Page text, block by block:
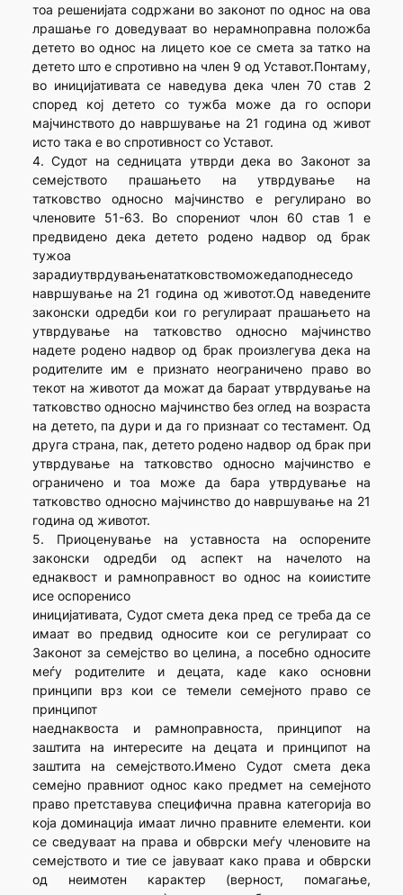
тоа решенијата содржани во законот по однос на ова
лрашање го доведуваат во нерамноправна положба
детето во однос на лицето кое се смета за татко на
детето што е спротивно на член 9 од Уставот.Понтаму,
во иницијативата се наведува дека член 70 став 2
според кој детето со тужба може да го оспори
мајчинството до навршување на 21 година од живот
исто така е во спротивност со Уставот.
4. Судот на седницата утврди дека во Законот за
семејството прашањето на утврдување на
татковство односно мајчинство е регулирано во
членовите 51-63. Во спорениот члон 60 став 1 е
предвидено дека детето родено надвор од брак
тужоа
зарадиутврдувањенататковствоможедаподнеседо
навршување на 21 година од животот.Од наведените
законски одредби кои го регулираат прашањето на
утврдување на татковство односно мајчинство
надете родено надвор од брак произлегува дека на
родителите им е признато неограничено право во
текот на животот да можат да бараат утврдување на
татковство односно мајчинство без оглед на возраста
на детето, па дури и да го признаат со тестамент. Од
друга страна, пак, детето родено надвор од брак при
утврдување на татковство односно мајчинство е
ограничено и тоа може да бара утврдување на
татковство односно мајчинство до навршување на 21
година од животот.
5. Приоценување на уставноста на оспорените
законски одредби од аспект на начелото на
еднаквост и рамноправност во однос на коиистите
исе оспоренисо
иницијативата, Судот смета дека пред се треба да се
имаат во предвид односите кои се регулираат со
Законот за семејство во целина, а посебно односите
меѓу родителите и децата, каде како основни
принципи врз кои се темели семејното право се
принципот
наеднаквоста и рамноправноста, принципот на
заштита на интересите на децата и принципот на
заштита на семејството.Имено Судот смета дека
семејно правниот однос како предмет на семејното
право претставува специфична правна категорија во
која доминација имаат лично правните елементи. кои
се сведуваат на права и обврски меѓу членовите на
семејството и тие се јавуваат како права и обврски
од неимотен карактер (верност, помагање,